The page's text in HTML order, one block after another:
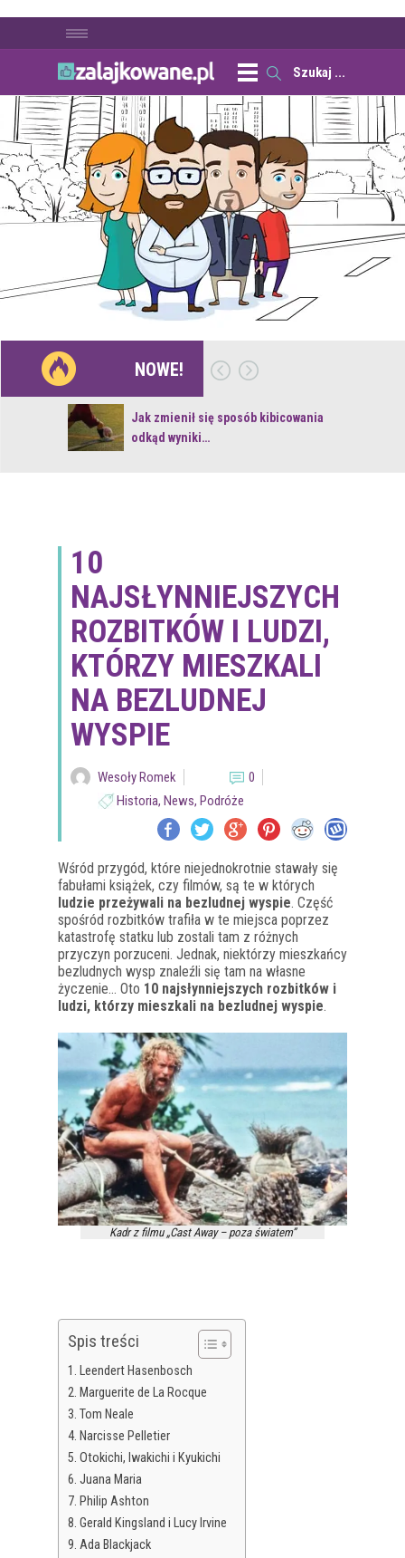
NOWE!
Jak zmienił się sposób kibicowania
odkąd wyniki…
10
NAJSŁYNNIEJSZYCH
ROZBITKÓW I LUDZI,
KTÓRZY MIESZKALI
NA BEZLUDNEJ
WYSPIE
Wesoły Romek
0
Historia, News, Podróże
Wśród przygód, które niejednokrotnie stawały się
fabułami książek, czy filmów, są te w których
ludzie przeżywali na bezludnej wyspie. Część
spośród rozbitków trafiła w te miejsca poprzez
katastrofę statku lub zostali tam z różnych
przyczyn porzuceni. Jednak, niektórzy mieszkańcy
bezludnych wysp znaleźli się tam na własne
życzenie… Oto 10 najsłynniejszych rozbitków i
ludzi, którzy mieszkali na bezludnej wyspie.
Kadr z filmu „Cast Away – poza światem”
Spis treści
Leendert Hasenbosch
Marguerite de La Rocque
Tom Neale
Narcisse Pelletier
Otokichi, Iwakichi i Kyukichi
Juana Maria
Philip Ashton
Gerald Kingsland i Lucy Irvine
Ada Blackjack